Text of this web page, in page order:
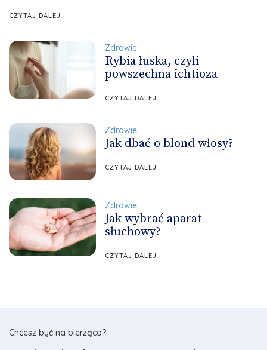
CZYTAJ DALEJ
Zdrowie
Rybia łuska, czyli
powszechna ichtioza
CZYTAJ DALEJ
Zdrowie
Jak dbać o blond włosy?
CZYTAJ DALEJ
Zdrowie
Jak wybrać aparat
słuchowy?
CZYTAJ DALEJ
Chcesz być na bierząco?